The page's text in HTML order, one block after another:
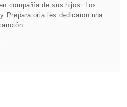
compañía de sus hijos. Los
Preparatoria les dedicaron una